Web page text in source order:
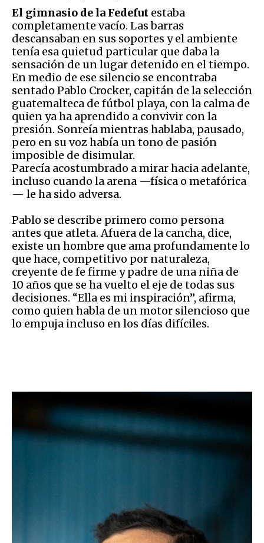
El gimnasio de la Fedefut estaba
completamente vacío. Las barras
descansaban en sus soportes y el ambiente
tenía esa quietud particular que daba la
sensación de un lugar detenido en el tiempo.
En medio de ese silencio se encontraba
sentado Pablo Crocker, capitán de la selección
guatemalteca de fútbol playa, con la calma de
quien ya ha aprendido a convivir con la
presión. Sonreía mientras hablaba, pausado,
pero en su voz había un tono de pasión
imposible de disimular.
Parecía acostumbrado a mirar hacia adelante,
incluso cuando la arena —física o metafórica
— le ha sido adversa.
Pablo se describe primero como persona
antes que atleta. Afuera de la cancha, dice,
existe un hombre que ama profundamente lo
que hace, competitivo por naturaleza,
creyente de fe firme y padre de una niña de
10 años que se ha vuelto el eje de todas sus
decisiones. “Ella es mi inspiración”, afirma,
como quien habla de un motor silencioso que
lo empuja incluso en los días difíciles.